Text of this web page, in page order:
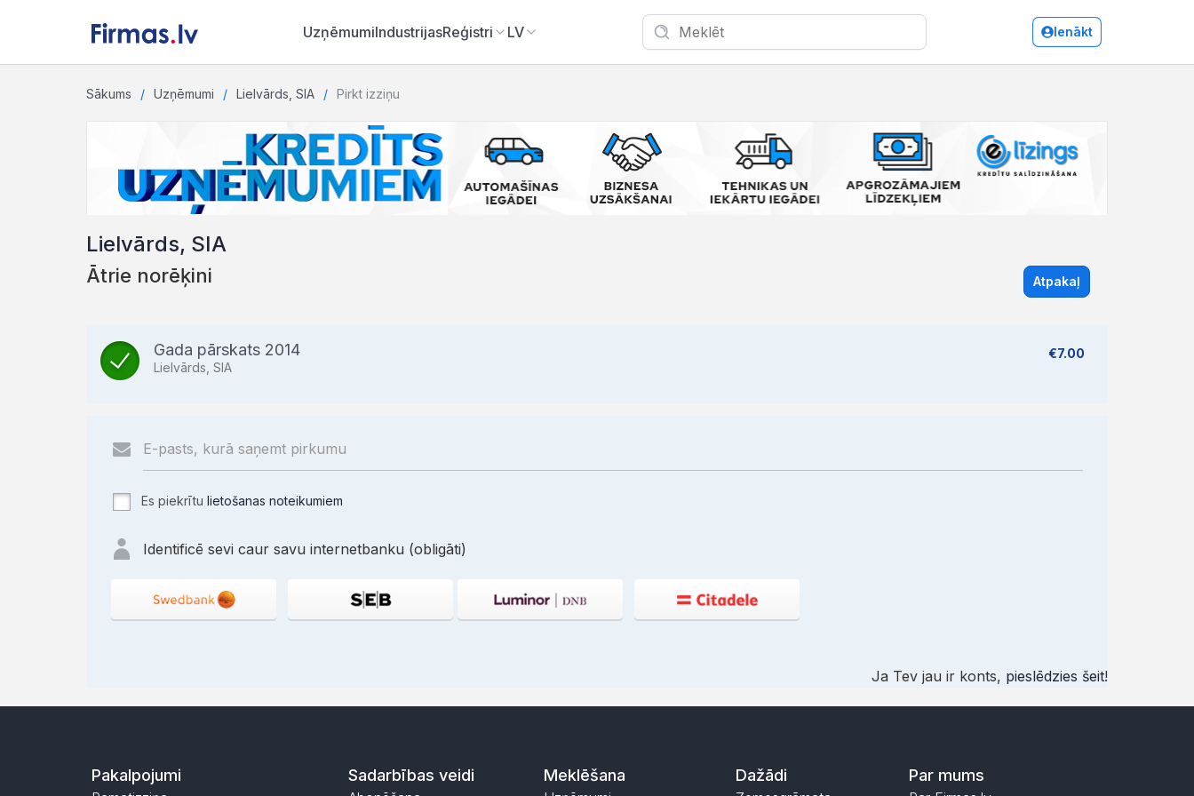
UzņēmumiIndustrijasReģistri LV Ienākt
Sākums Uzņēmumi Lielvārds, SIA Pirkt izziņu
Lielvārds, SIA
Ātrie norēķini Atpakaļ
Gada pārskats 2014
Lielvārds, SIA
€7.00
Es piekrītu lietošanas noteikumiem
Identificē sevi caur savu internetbanku (obligāti)
Ja Tev jau ir konts, pieslēdzies šeit!
Pakalpojumi Sadarbības veidi Meklēšana Dažādi Par mums